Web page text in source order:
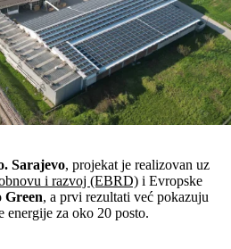
Sarajevo, projekat je realizovan uz
i razvoj (EBRD) i Evropske
Green, a prvi rezultati već pokazuju
energije za oko 20 posto.